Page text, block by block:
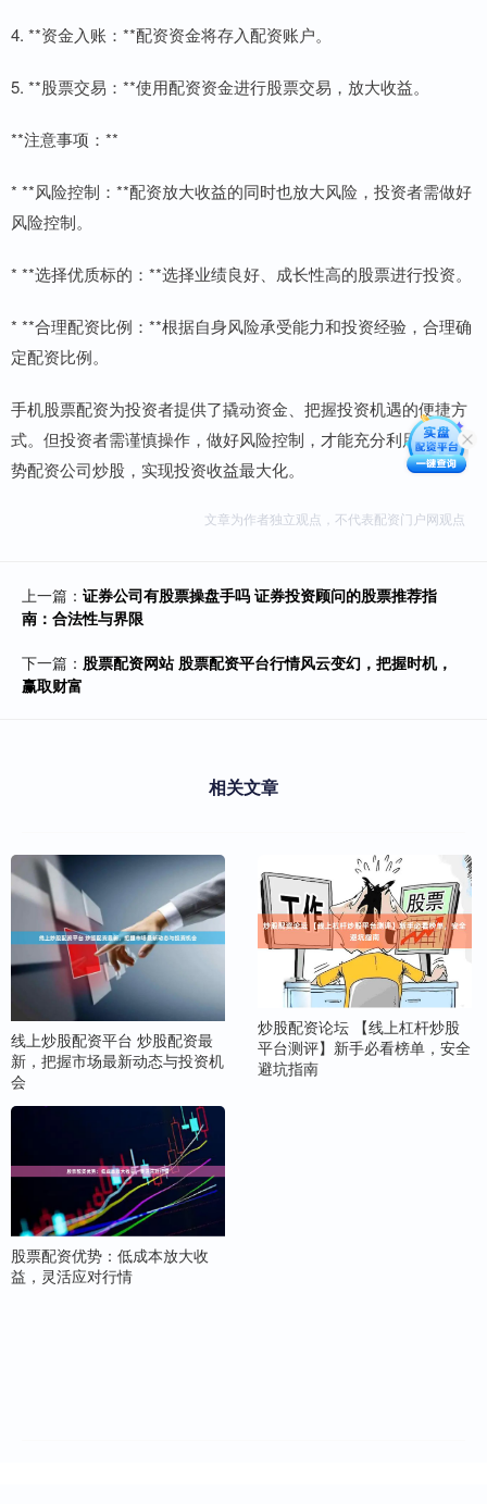
4. **资金入账：**配资资金将存入配资账户。
5. **股票交易：**使用配资资金进行股票交易，放大收益。
**注意事项：**
* **风险控制：**配资放大收益的同时也放大风险，投资者需做好
风险控制。
* **选择优质标的：**选择业绩良好、成长性高的股票进行投资。
* **合理配资比例：**根据自身风险承受能力和投资经验，合理确
定配资比例。
手机股票配资为投资者提供了撬动资金、把握投资机遇的便捷方
式。但投资者需谨慎操作，做好风险控制，才能充分利用配资优
势配资公司炒股，实现投资收益最大化。
文章为作者独立观点，不代表配资门户网观点
上一篇： 证券公司有股票操盘手吗 证券投资顾问的股票推荐指
南：合法性与界限
下一篇： 股票配资网站 股票配资平台行情风云变幻，把握时机，
赢取财富
相关文章
线上炒股配资平台 炒股配资最
新，把握市场最新动态与投资机
会
炒股配资论坛 【线上杠杆炒股
平台测评】新手必看榜单，安全
避坑指南
股票配资优势：低成本放大收
益，灵活应对行情